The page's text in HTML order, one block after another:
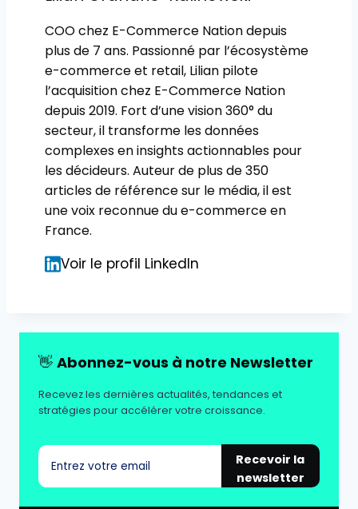
COO chez E-Commerce Nation depuis
plus de 7 ans. Passionné par l’écosystème
e-commerce et retail, Lilian pilote
l’acquisition chez E-Commerce Nation
depuis 2019. Fort d’une vision 360° du
secteur, il transforme les données
complexes en insights actionnables pour
les décideurs. Auteur de plus de 350
articles de référence sur le média, il est
une voix reconnue du e-commerce en
France.
Voir le profil LinkedIn
👋 Abonnez-vous à notre Newsletter
Recevez les dernières actualités, tendances et
stratégies pour accélérer votre croissance.
Recevoir la
newsletter